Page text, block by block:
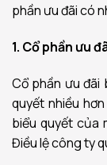
phần ưu đãi có
1. Cổ phần ưu
Cổ phần ưu đãi
quyết nhiều
biểu quyết của
Điều lệ công ty